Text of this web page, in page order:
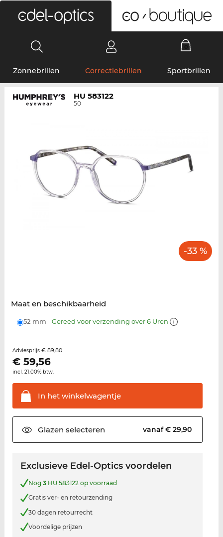
Zonnebrillen Correctiebrillen Sportbrillen
HU 583122
50
-33 %
Maat en beschikbaarheid
52 mm Gereed voor verzending over 6 Uren
Adviesprijs € 89,80
€ 59,56
incl. 21.00% btw.
In hetwinkelwagentje
Glazen selecteren vanaf € 29,90
Exclusieve Edel-Optics voordelen
Nog 3HU 583122 op voorraad
Gratis ver- en retourzending
30 dagen retourrecht
Voordelige prijzen